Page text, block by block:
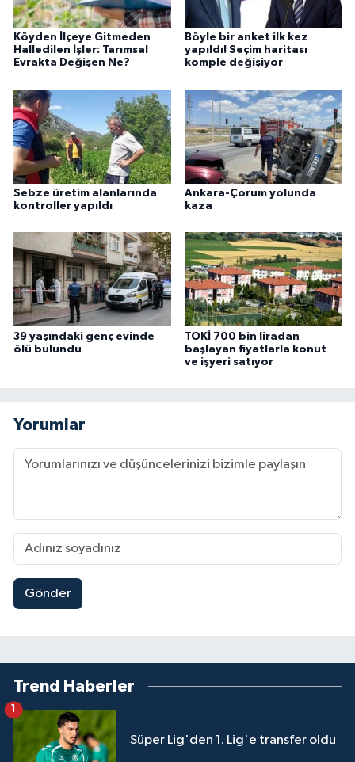
Köyden İlçeye Gitmeden
Halledilen İşler: Tarımsal
Evrakta Değişen Ne?
Böyle bir anket ilk kez
yapıldı! Seçim haritası
komple değişiyor
Sebze üretim alanlarında
kontroller yapıldı
Ankara-Çorum yolunda
kaza
39 yaşındaki genç evinde
ölü bulundu
TOKİ 700 bin liradan
başlayan fiyatlarla konut
ve işyeri satıyor
Yorumlar
Gönder
Trend Haberler
Süper Lig'den 1. Lig'e transfer oldu